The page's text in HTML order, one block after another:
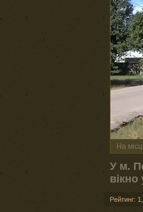
На
У м.
Рейтинг: 1